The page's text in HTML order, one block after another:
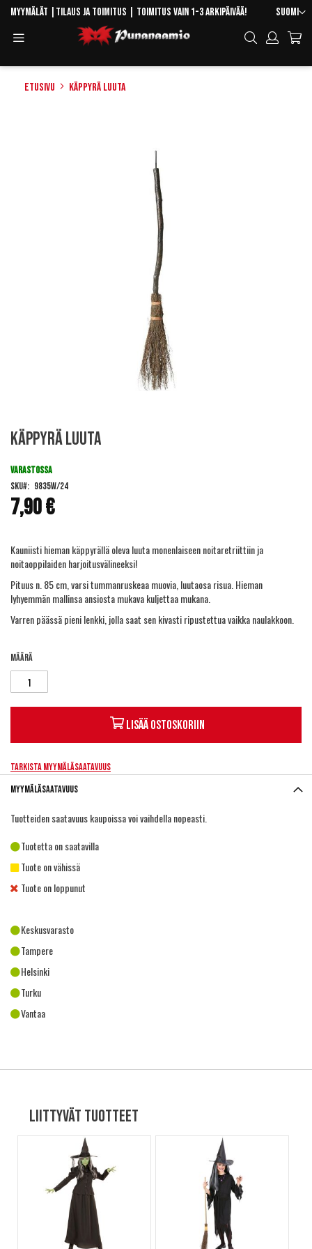
Skip
Content
Kieli
Suomi
Myymälät Tilaus ja toimitus | Toimitus vain 1-3 arkipäivää!
Hae
Etusivu Käppyrä Luuta
to
beginning
the
images
gallery
Käppyrä Luuta
7,90 €
VARASTOSSA
SKU
9835W/24
Kauniisti hieman käppyrällä oleva luuta monenlaiseen noitaretriittiin ja
noitaoppilaiden harjoitusvälineeksi!
Pituus n. 85 cm, varsi tummanruskeaa muovia, luutaosa risua. Hieman
lyhyemmän mallinsa ansiosta mukava kuljettaa mukana.
Varren päässä pieni lenkki, jolla saat sen kivasti ripustettua vaikka naulakkoon.
Määrä
Lisää ostoskoriin
Tarkista myymäläsaatavuus
Myymäläsaatavuus
Tuotteiden saatavuus kaupoissa voi vaihdella nopeasti.
Tuotetta on saatavilla
Tuote on vähissä
Tuote on loppunut
Keskusvarasto
Tampere
Helsinki
Turku
Vantaa
Liittyvät tuotteet